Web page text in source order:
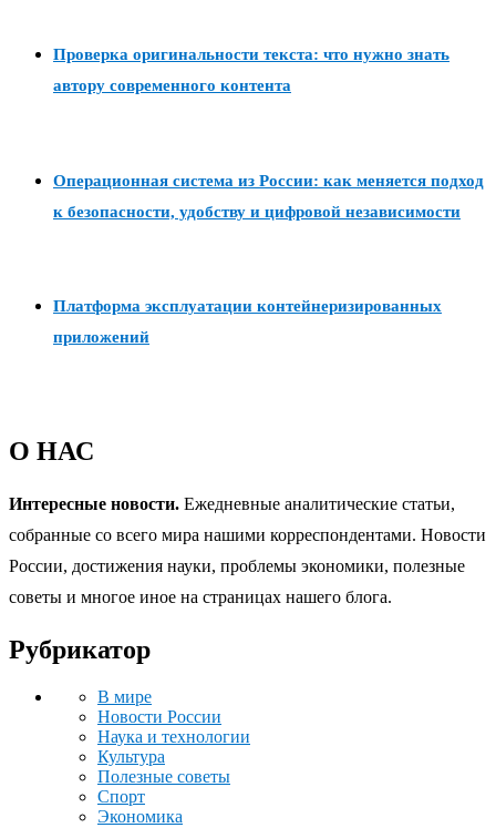
Проверка оригинальности текста: что нужно знать
автору современного контента
Операционная система из России: как меняется подход
к безопасности, удобству и цифровой независимости
Платформа эксплуатации контейнеризированных
приложений
О НАС
Интересные новости. Ежедневные аналитические статьи,
собранные со всего мира нашими корреспондентами. Новости
России, достижения науки, проблемы экономики, полезные
советы и многое иное на страницах нашего блога.
Рубрикатор
В мире
Новости России
Наука и технологии
Культура
Полезные советы
Спорт
Экономика